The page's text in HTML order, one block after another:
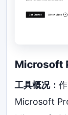
Microsoft
工具概况：
Microsoft